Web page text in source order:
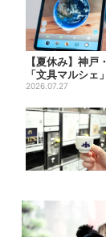
【夏休み】神戸
「文具マルシェ
工作は自由研究
2026.07.27